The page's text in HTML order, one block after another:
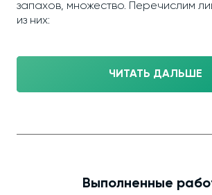
запахов, множество. Перечислим
из них:
ЧИТАТЬ ДАЛЬШЕ
Выполненные